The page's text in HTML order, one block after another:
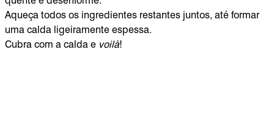
Aqueça todos os ingredientes restantes juntos, até formar
uma calda ligeiramente espessa.
Cubra com a calda e voilà!